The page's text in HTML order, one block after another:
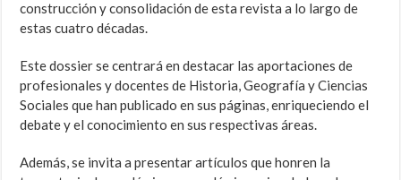
construcción y consolidación de esta revista a lo largo de
estas cuatro décadas.
Este dossier se centrará en destacar las aportaciones de
profesionales y docentes de Historia, Geografía y Ciencias
Sociales que han publicado en sus páginas, enriqueciendo el
debate y el conocimiento en sus respectivas áreas.
Además, se invita a presentar artículos que honren la